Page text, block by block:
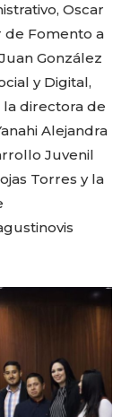
Oscar
de Fomento a
González
y Digital,
directora de
Alejandra
Juvenil
Torres y la